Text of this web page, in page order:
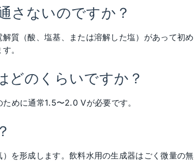
さないのですか？
質（酸、塩基、または溶解した塩）があって初め
。
どのくらいですか？
めに通常1.5〜2.0 Vが必要です。
を形成します。飲料水用の生成器はごく微量の無